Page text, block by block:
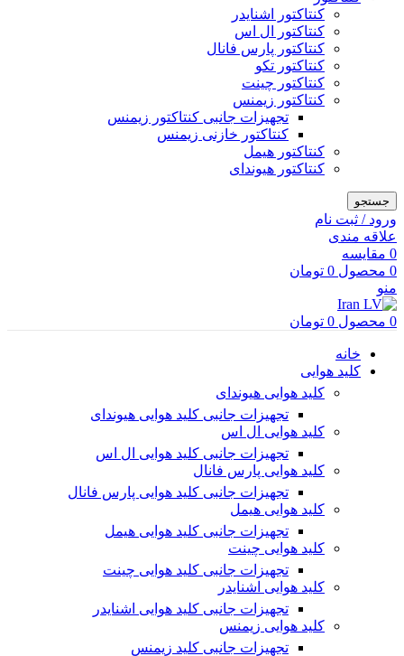
کنتاکتور اشنایدر
کنتاکتور ال اس
کنتاکتور پارس فانال
کنتاکتور تکو
کنتاکتور چینت
کنتاکتور زیمنس
تجهیزات جانبی کنتاکتور زیمنس
کنتاکتور خازنی زیمنس
کنتاکتور هیمل
کنتاکتور هیوندای
جستجو
ورود / ثبت نام
علاقه مندی
0 مقایسه
0 محصول 0 تومان
منو
0 محصول 0 تومان
خانه
کلید هوایی
کلید هوایی هیوندای
تجهیزات جانبی کلید هوایی هیوندای
کلید هوایی ال اس
تجهیزات جانبی کلید هوایی ال اس
کلید هوایی پارس فانال
تجهیزات جانبی کلید هوایی پارس فانال
کلید هوایی هیمل
تجهیزات جانبی کلید هوایی هیمل
کلید هوایی چینت
تجهیزات جانبی کلید هوایی چینت
کلید هوایی اشنایدر
تجهیزات جانبی کلید هوایی اشنایدر
کلید هوایی زیمنس
تجهیزات جانبی کلید زیمنس